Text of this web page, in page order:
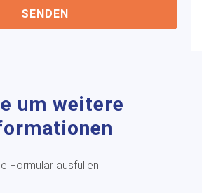
SENDEN
um weitere
Formular ausfüllen